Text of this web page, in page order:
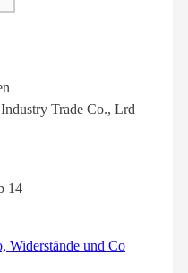
Trade Co., Lrd
14
Widerstände und Co